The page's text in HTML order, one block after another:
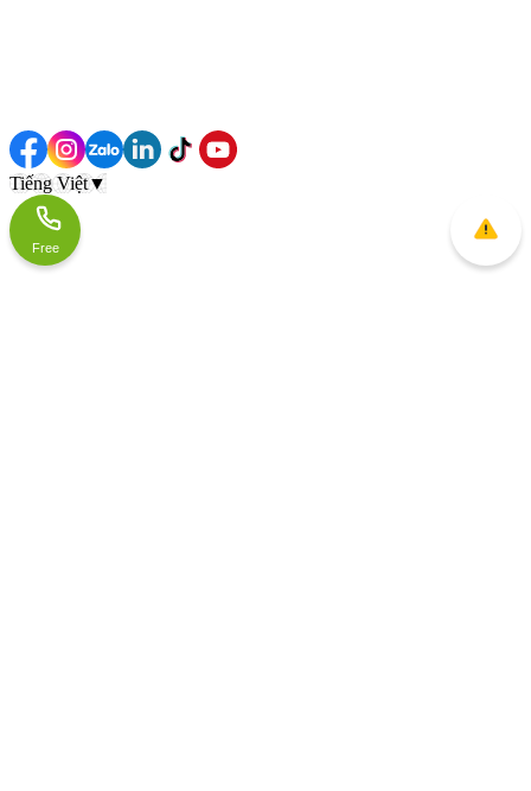
Tiếng Việt▼
Free